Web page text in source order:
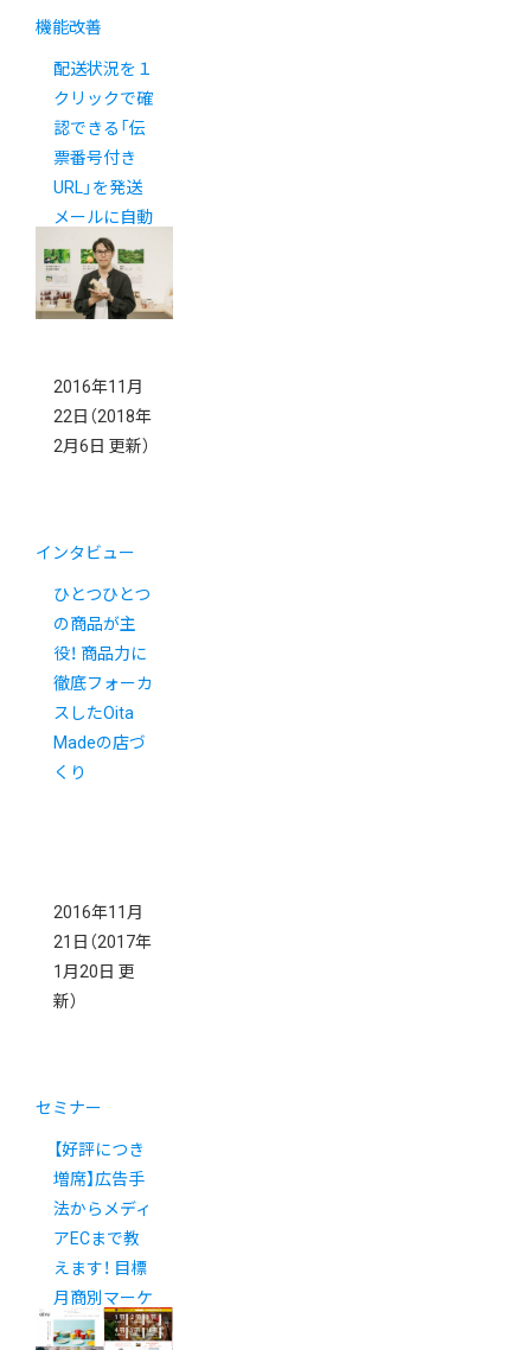
機能改善
配送状況を１
クリックで確
認できる「伝
票番号付き
URL」を発送
メールに自動
挿入できるよ
うになりまし
た
2016年11月
22日 （2018年
2月6日 更新）
インタビュー
ひとつひとつ
の商品が主
役！ 商品力に
徹底フォーカ
スしたOita
Madeの店づ
くり
2016年11月
21日 （2017年
1月20日 更
新）
セミナー
【好評につき
増席】広告手
法からメディ
アECまで教
えます！ 目標
月商別マーケ
ティングセミ